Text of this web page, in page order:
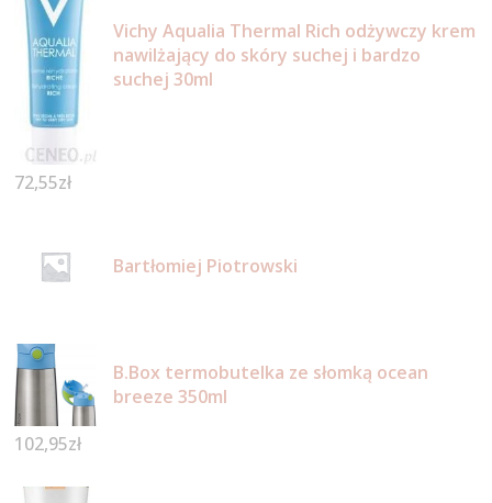
Vichy Aqualia Thermal Rich odżywczy krem
nawilżający do skóry suchej i bardzo
suchej 30ml
72,55zł
Bartłomiej Piotrowski
B.Box termobutelka ze słomką ocean
breeze 350ml
102,95zł